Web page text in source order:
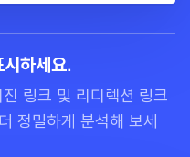
하세요.
링크 및 리디렉션 링크
정밀하게 분석해 보세